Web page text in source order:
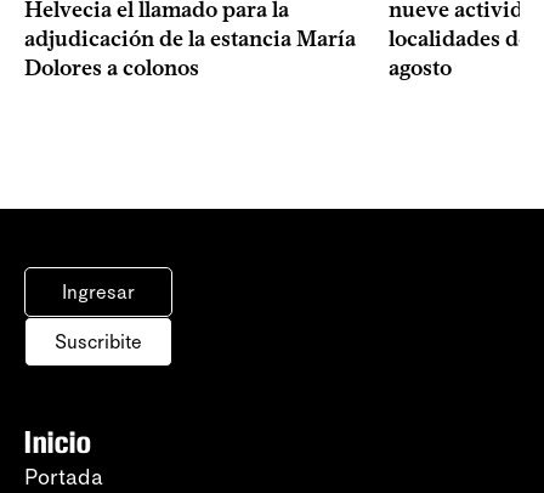
Helvecia el llamado para la
adjudicación de la estancia María
Dolores a colonos
nueve
localidades del
agosto
Ingresar
Suscribite
Inicio
Portada